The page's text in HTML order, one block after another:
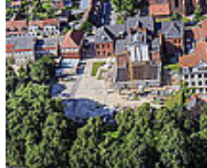
Philosophische Fakultät
Fakultätsleitung
Fakultätsgeschäftsführer
Verwaltung
Institute
Fakultätsrat
Fachschaftsräte
Fachstudienberater A-Z
Professor*innen von A-Z
Optionale Studien/General Studies
Service